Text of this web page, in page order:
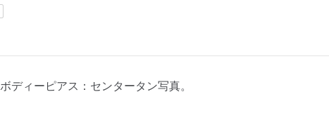
ディーピアス：センタータン写真。